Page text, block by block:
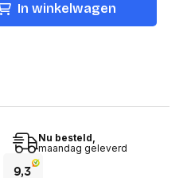
In winkelwagen
Nu besteld,
maandag geleverd